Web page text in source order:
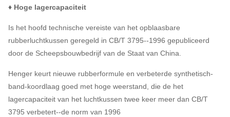
♦ Hoge lagercapaciteit
Is het hoofd technische vereiste van het opblaasbare
rubberluchtkussen geregeld in CB/T 3795--1996 gepubliceerd
door de Scheepsbouwbedrijf van de Staat van China.
Henger keurt nieuwe rubberformule en verbeterde synthetisch-
band-koordlaag goed met hoge weerstand, die de het
lagercapaciteit van het luchtkussen twee keer meer dan CB/T
3795 verbetert--de norm van 1996